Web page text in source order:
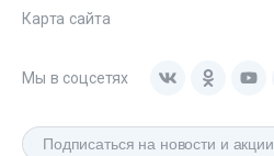
Карта сайта
Мы в соцсетях